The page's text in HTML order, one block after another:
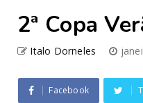
2ª Copa
Italo Dorneles
Facebook